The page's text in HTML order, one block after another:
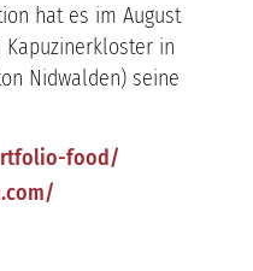
hat es im August
in
Nidwalden) seine
food/